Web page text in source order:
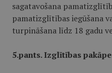
sagatavošana
pamatizglītības iegūšana
turpināšana līdz 18 gadu
5.pants. Izglītības